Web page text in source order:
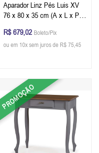
Aparador Linz Pés Luis XV
76 x 80 x 35 cm (A x L x P) -
Glazer
R$ 679,02 Boleto/Pix
ou em 10x sem juros de R$ 75,45
PROMOÇÃO